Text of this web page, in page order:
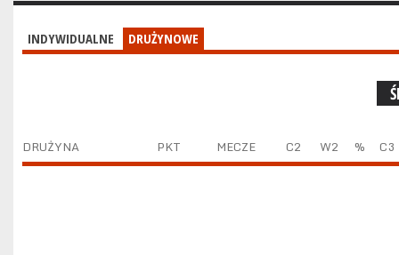
INDYWIDUALNE DRUŻYNOWE
DRUŻYNA PKT MECZE C2 W2 % C3